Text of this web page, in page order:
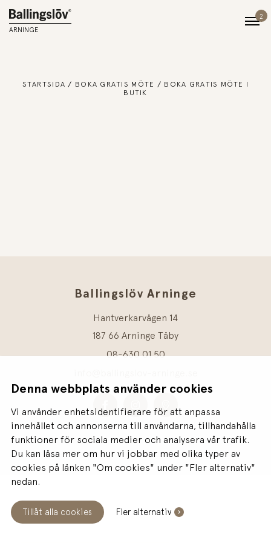
Denna webbplats använder cookies
Vi använder enhetsidentifierare för att anpassa
innehållet och annonserna till användarna, tillhandahålla
funktioner för sociala medier och analysera vår trafik.
Du kan läsa mer om hur vi jobbar med olika typer av
cookies på länken "Om cookies" under "Fler alternativ"
nedan.
Tillåt alla cookies Fler alternativ
ARNINGE
2
STARTSIDA BOKA GRATIS MÖTE
BOKA GRATIS MÖTE I
BUTIK
Ballingslöv Arninge
Hantverkarvägen 14
187 66 Arninge Täby
08-630 01 50